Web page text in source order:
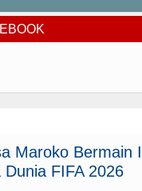
Maroko Bermain
FIFA 2026